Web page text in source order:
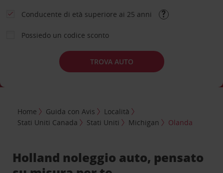
Conducente di età superiore ai 25 anni
Possiedo un codice sconto
TROVA AUTO
Home Guida con Avis
Località
Stati Uniti Canada
Stati Uniti Michigan Olanda
Holland noleggio auto, pensato